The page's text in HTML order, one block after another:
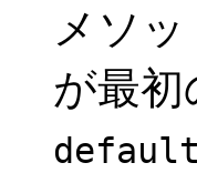
メソ
が最初